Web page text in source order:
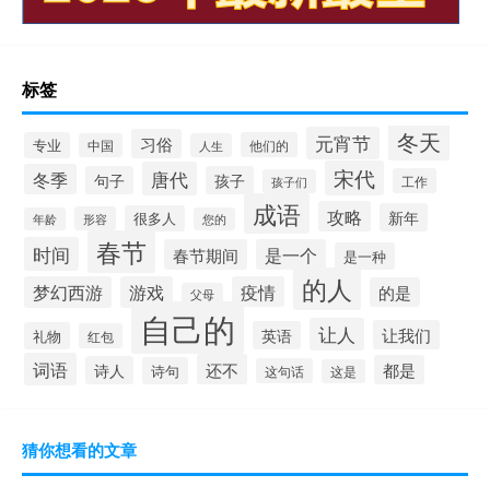
标签
专业 中国 习俗 人生 他们的 元宵节 冬天
冬季 句子 唐代 孩子 孩子们 宋代 工作
年龄 形容 很多人 您的 成语 攻略 新年
时间 春节 春节期间 是一个 是一种
梦幻西游 游戏 父母 疫情 的人 的是
礼物 红包 自己的 英语 让人 让我们
词语 诗人 诗句 还不 这句话 这是 都是
猜你想看的文章